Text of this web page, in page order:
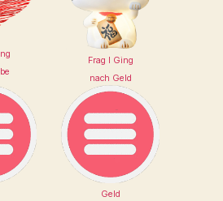
Frag I Ging
nach Geld
Geld